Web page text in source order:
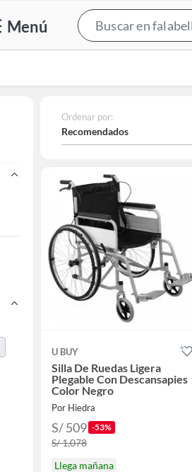
Menú
Ordenar por:
Recomendados
U BUY
Silla De Ruedas Ligera
Plegable Con Descansapies
Color Negro
Por Hiedra
S/ 509 -53%
S/ 1,078
Llega mañana